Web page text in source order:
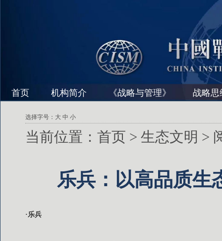
首页 机构简介 《战略与管理》 战略思
选择字号： 大 中 小
当前位置： 首页 > 生态文明 >
乐兵：以高品质生
·乐兵